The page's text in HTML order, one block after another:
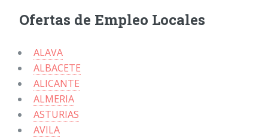
Ofertas de Empleo Locales
ALAVA
ALBACETE
ALICANTE
ALMERIA
ASTURIAS
AVILA